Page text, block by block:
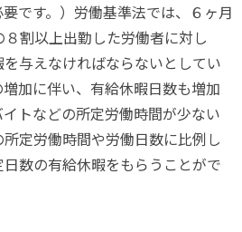
です。）労働基準法では、６ヶ月
割以上出勤した労働者に対し
与えなければならないとしてい
加に伴い、有給休暇日数も増加
トなどの所定労働時間が少ない
定労働時間や労働日数に比例し
数の有給休暇をもらうことがで